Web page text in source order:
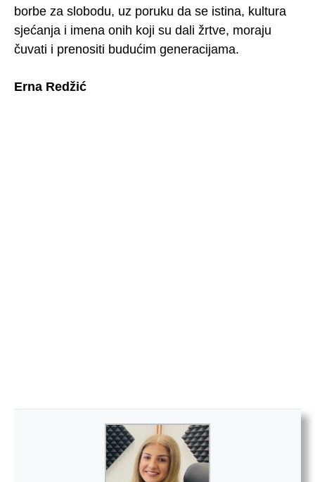
borbe za slobodu, uz poruku da se istina, kultura
sjećanja i imena onih koji su dali žrtve, moraju
čuvati i prenositi budućim generacijama.
Erna Redžić